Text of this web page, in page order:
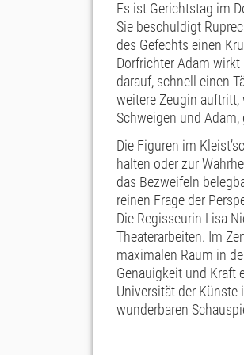
Es ist Gerichtstag im
Sie beschuldigt
des Gefechts einen
Dorfrichter Adam
darauf, schnell einen
weitere Zeugin
Schweigen und
Die Figuren im
halten oder zur
das Bezweifeln
reinen Frage der
Die Regisseurin Lisa
Theaterarbeiten. Im
maximalen Raum in
Genauigkeit und Kraft
Universität der Künste
wunderbaren